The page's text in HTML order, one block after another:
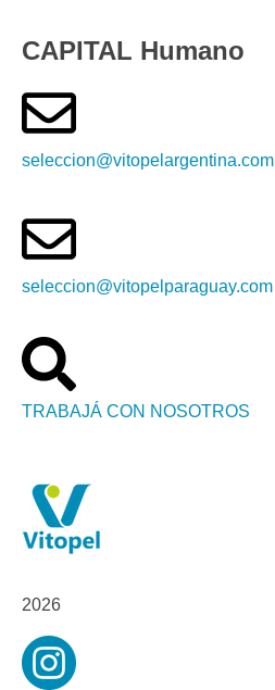
CAPITAL Humano
seleccion@vitopelargentina.com
seleccion@vitopelparaguay.com
TRABAJÁ CON NOSOTROS
2026